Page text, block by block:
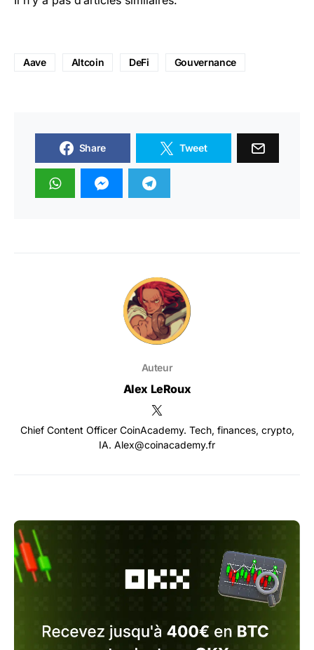
Aave Altcoin DeFi Gouvernance
Share Tweet
Auteur
Alex LeRoux
Chief Content Officer CoinAcademy. Tech, finances, crypto,
IA. Alex@coinacademy.fr